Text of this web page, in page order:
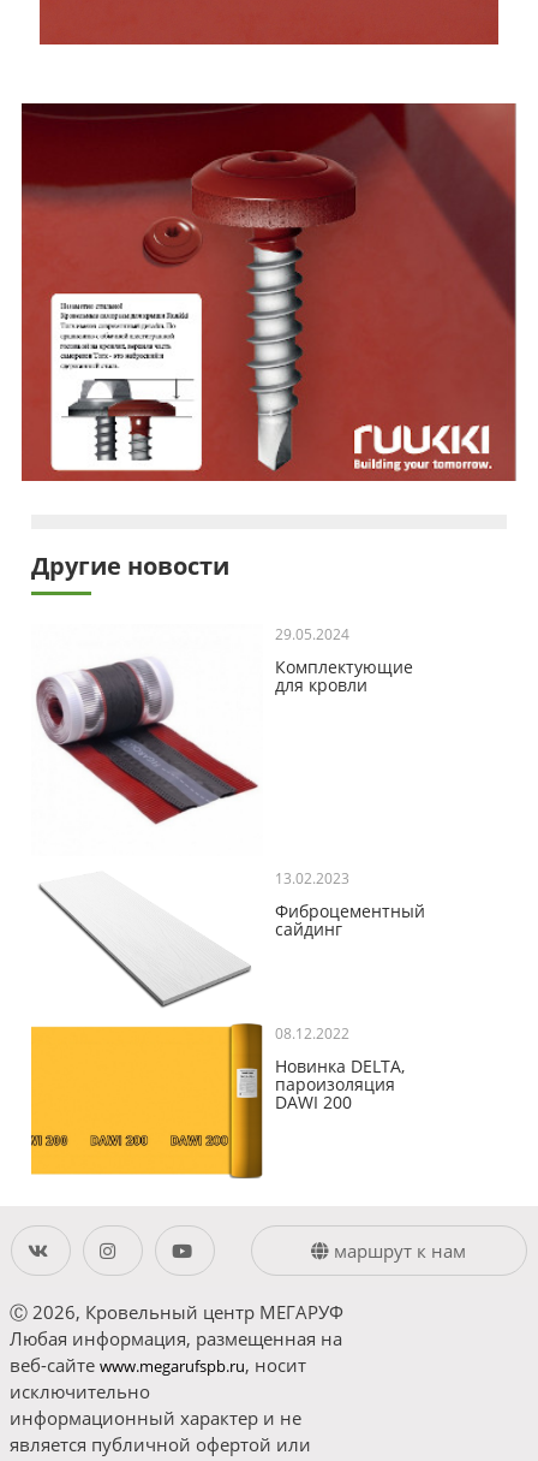
Другие новости
29.05.2024
Комплектующие
для кровли
13.02.2023
Фиброцементный
сайдинг
08.12.2022
Новинка DELTA,
пароизоляция
DAWI 200
маршрут к нам
Ⓒ 2026, Кровельный центр МЕГАРУФ
Любая информация, размещенная на
веб-сайте www.megarufspb.ru, носит
исключительно
информационный характер и не
является публичной офертой или